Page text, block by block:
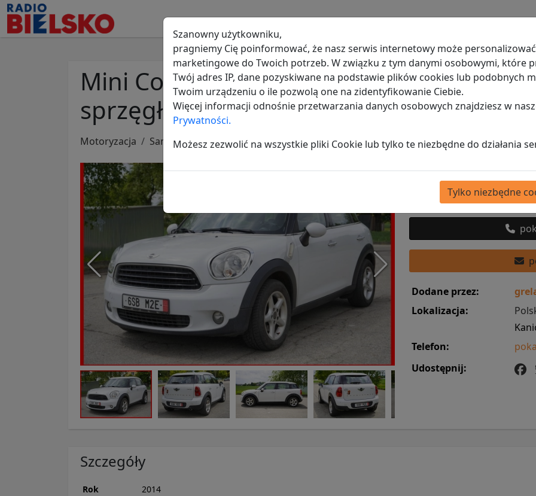
Mini Counryman 1.6 Diesel 90 KM 2014
sprzęgło i turbo bardzo oszczędny
Motoryzacja Samochody osobowe Mini
Opublikowano:31-05-2026|
26 900,00 zł
Dodane przez:
Lokalizacja:
Telefon:
Udostępnij:
Szczegóły
Rok
2014
Szanowny użytkowniku,
pragniemy Cię poinformować, że nasz serwis internetowy może
marketingowe do Twoich potrzeb. W związku z tym danymi osobowymi, które
Twój adres IP, dane pozyskiwane na podstawie plików cookies lub podobnych
Twoim urządzeniu o ile pozwolą one na zidentyfikowanie Ciebie.
Więcej informacji odnośnie przetwarzania danych osobowych znajdziesz w
Prywatności.
Możesz zezwolić na wszystkie pliki Cookie lub tylko te niezbędne do działania
Tylko niezbędne